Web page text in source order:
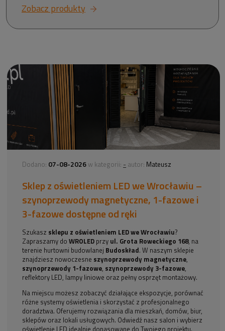
Zobacz produkty
Dodano: 07-08-2026 w kategorii: - autor: Mateusz
Sklep z oświetleniem LED we Wrocławiu –
szynoprzewody magnetyczne, 1-fazowe i
3-fazowe dostępne od ręki
Szukasz sklepu z oświetleniem LED we Wrocławiu?
Zapraszamy doWROLED przy ul. Grota Roweckiego 168, na
terenie hurtowni budowlanej Budoskład. W naszym sklepie
znajdziesz nowoczesne szynoprzewody magnetyczne,
szynoprzewody 1-fazowe, szynoprzewody 3-fazowe,
reflektory LED, lampy liniowe oraz pełny osprzęt montażowy.
Na miejscu możesz zobaczyć działające ekspozycje, porównać
różne systemy oświetlenia i skorzystać z profesjonalnego
doradztwa. Oferujemy rozwiązania dla mieszkań, domów, biur,
sklepów oraz lokali usługowych. Odwiedź nasz salon i wybierz